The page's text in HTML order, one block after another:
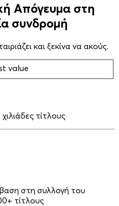
Απόγευμα στη
συνδρομή
και ξεκίνα να ακούς.
value
τίτλους
στη συλλογή του
τίτλους